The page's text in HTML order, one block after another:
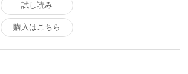
試し読み
購入はこちら